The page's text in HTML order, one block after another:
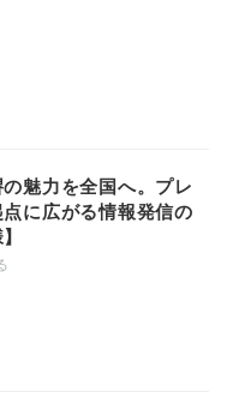
魅力を全国へ。プレ
に広がる情報発信の